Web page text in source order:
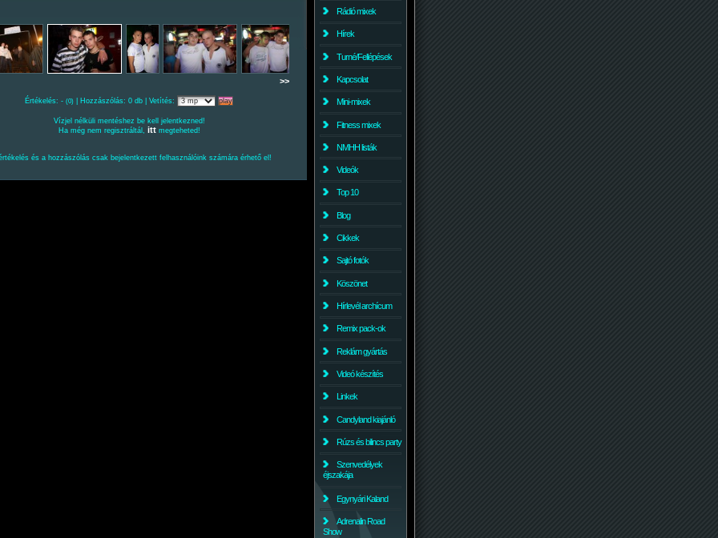
>>
Értékelés: - (0) | Hozzászólás: 0 db | Vetítés:
Vízjel nélküli mentéshez be kell jelentkezned!
Ha még nem regisztráltál, ittmegteheted!
és a hozzászólás csak bejelentkezett felhasználóink számára érhető el!
Rádió mixek
Hírek
Turné/Fellépések
Kapcsolat
Mini-mixek
Fitness mixek
NMHH listák
Videók
Top 10
Blog
Cikkek
Sajtó fotók
Köszönet
Hírlevél archícum
Remix pack-ok
Reklám gyártás
Videó készítés
Linkek
Candyland kiajánló
Rúzs és bilincs party
Szenvedélyek
éjszakája
Egynyári Kaland
Adrenalin Road
Show